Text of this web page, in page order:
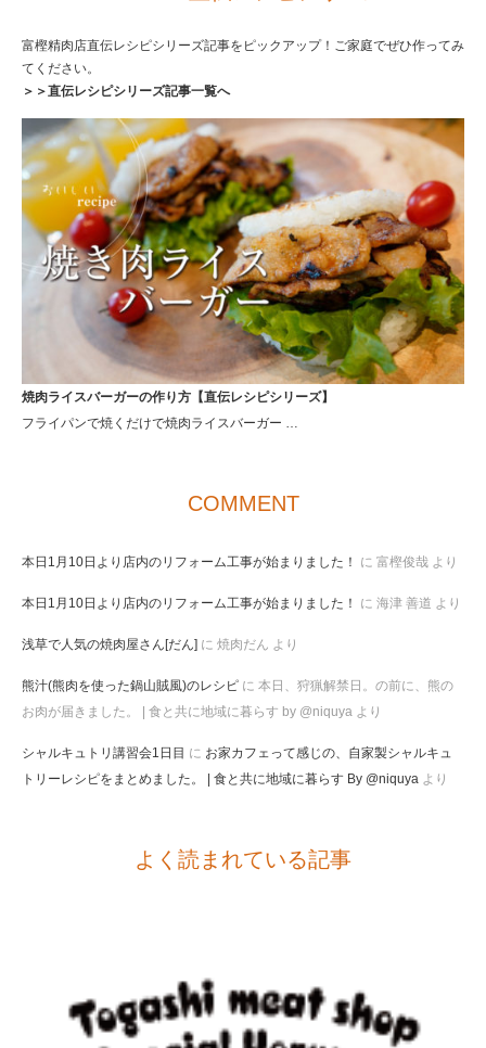
富樫精肉店直伝レシピシリーズ記事をピックアップ！ご家庭でぜひ作ってみ
てください。
＞＞直伝レシピシリーズ記事一覧へ
焼肉ライスバーガーの作り方【直伝レシピシリーズ】
フライパンで焼くだけで焼肉ライスバーガー …
COMMENT
本日1月10日より店内のリフォーム工事が始まりました！ に 富樫俊哉 より
本日1月10日より店内のリフォーム工事が始まりました！ に 海津 善道 より
浅草で人気の焼肉屋さん[だん] に 焼肉だん より
熊汁(熊肉を使った鍋山賊風)のレシピ に 本日、狩猟解禁日。の前に、熊の
お肉が届きました。 | 食と共に地域に暮らす by @niquya より
シャルキュトリ講習会1日目 に お家カフェって感じの、自家製シャルキュ
トリーレシピをまとめました。 | 食と共に地域に暮らす By @niquya より
よく読まれている記事